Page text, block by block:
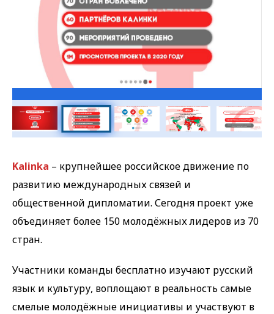
Kalinka – крупнейшее российское движение по
развитию международных связей и
общественной дипломатии. Сегодня проект уже
объединяет более 150 молодёжных лидеров из 70
стран.
Участники команды бесплатно изучают русский
язык и культуру, воплощают в реальность самые
смелые молодёжные инициативы и участвуют в